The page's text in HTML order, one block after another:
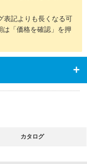
表記よりも長くなる可
「価格を確認」を押
カタログ